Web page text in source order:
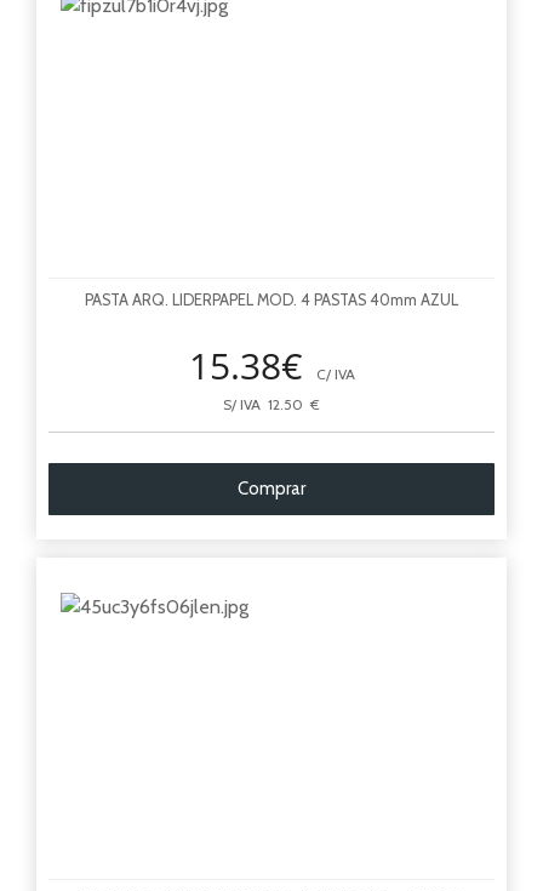
PASTA ARQ. LIDERPAPEL MOD. 4 PASTAS 40mm AZUL
15.38€
C/ IVA
S/ IVA 12.50 €
Comprar